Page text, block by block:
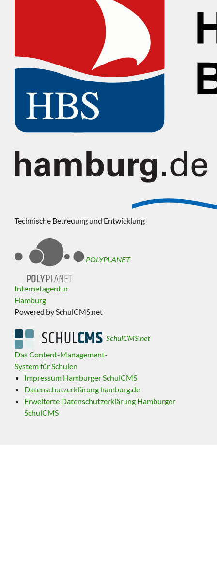
Technische Betreuung und Entwicklung
POLYPLANET
Internetagentur
Hamburg
Powered by SchulCMS.net
SchulCMS.net
Das Content-Management-
System für Schulen
Impressum Hamburger SchulCMS
Datenschutzerklärung hamburg.de
Erweiterte Datenschutzerklärung Hamburger
SchulCMS